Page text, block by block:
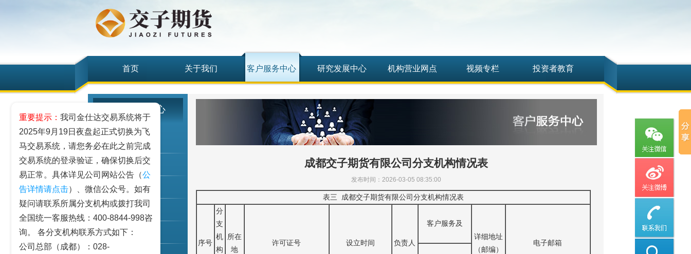
首页 关于我们 客户服务中心 研究发展中心 机构营业网点 视频专栏 投资者教育
客户服务中心
我要开户
期权仿真
客户手册
资金出入
账单查询
成都交子期货有限公司分支机构情况表
发布时间：2026-03-05 08:35:00
表三 成都交子期货有限公司分支机构情况表
序号
分
支
机
构
所在
地
许可证号 设立时间 负责人
客户服务及
详细地址
（邮编）
电子邮箱
重要提示： 我司金仕达交易系统将于
2025年9月19日夜盘起正式切换为飞
马交易系统，请您务必在此之前完成
交易系统的登录验证，确保切换后交
易正常。具体详见公司网站公告（公
告详情请点击）、微信公众号。如有
疑问请联系所属分支机构或拨打我司
全国统一客服热线：400-8844-998咨
询。 各分支机构联系方式如下：
公司总部（成都）：028-